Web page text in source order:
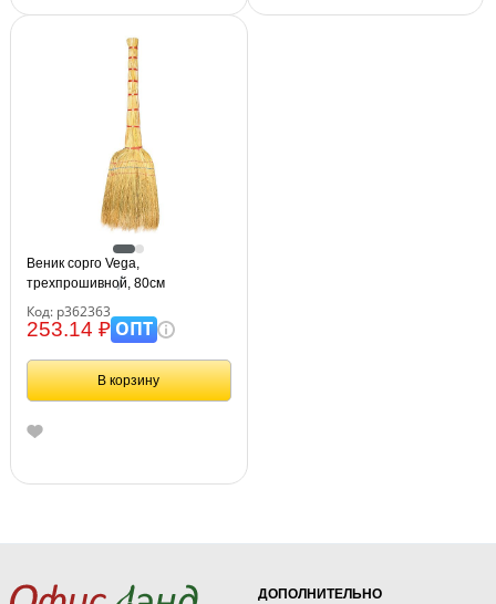
Веник сорго Vega,
трехпрошивной, 80см
Код: р362363
253.14 ₽ОПТ
В корзину
ДОПОЛНИТЕЛЬНО